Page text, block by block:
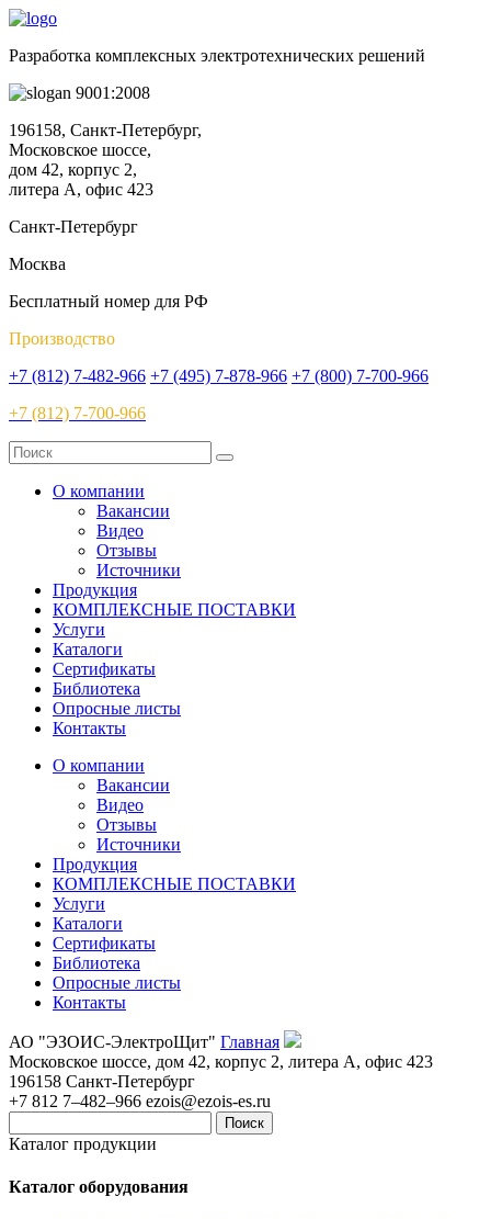
Разработка комплексных электротехнических решений
9001:2008
196158, Санкт-Петербург,
Московское шоссе,
дом 42, корпус 2,
литера А, офис 423
Санкт-Петербург
Москва
Бесплатный номер для РФ
Производство
+7 (812) 7-482-966 +7 (495) 7-878-966 +7 (800) 7-700-966
+7 (812) 7-700-966
О компании
Вакансии
Видео
Отзывы
Источники
Продукция
КОМПЛЕКСНЫЕ ПОСТАВКИ
Услуги
Каталоги
Сертификаты
Библиотека
Опросные листы
Контакты
О компании
Вакансии
Видео
Отзывы
Источники
Продукция
КОМПЛЕКСНЫЕ ПОСТАВКИ
Услуги
Каталоги
Сертификаты
Библиотека
Опросные листы
Контакты
АО "ЭЗОИС-ЭлектроЩит" Главная
Московское шоссе, дом 42, корпус 2, литера А, офис 423
196158 Санкт-Петербург
+7 812 7–482–966 ezois@ezois-es.ru
Поиск
Каталог продукции
Каталог оборудования